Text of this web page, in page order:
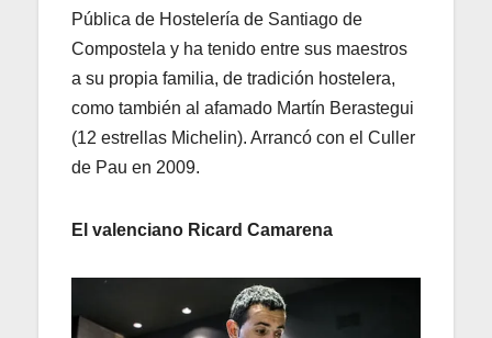
Pública de Hostelería de Santiago de
Compostela y ha tenido entre sus maestros
a su propia familia, de tradición hostelera,
como también al afamado Martín Berastegui
(12 estrellas Michelin). Arrancó con el Culler
de Pau en 2009.
El valenciano Ricard Camarena